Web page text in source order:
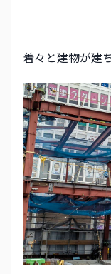
着々と建物が建